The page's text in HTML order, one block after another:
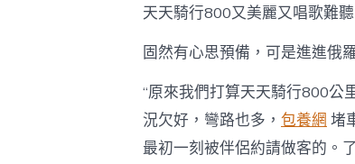
天天騎行800又美麗又唱歌難
固然有心思預備，可是進進俄
“原來我們打算天天騎行800公
況欠好，彎路也多， 包養網 堵
最初一刻被伴侶約請做客的。